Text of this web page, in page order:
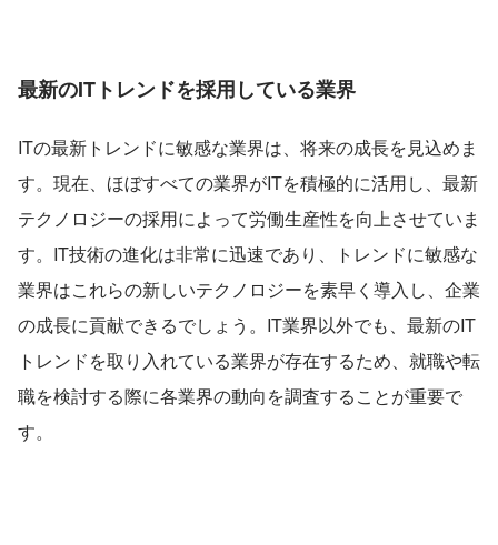
最新のITトレンドを採用している業界
ITの最新トレンドに敏感な業界は、将来の成長を見込めま
す。現在、ほぼすべての業界がITを積極的に活用し、最新
テクノロジーの採用によって労働生産性を向上させていま
す。IT技術の進化は非常に迅速であり、トレンドに敏感な
業界はこれらの新しいテクノロジーを素早く導入し、企業
の成長に貢献できるでしょう。IT業界以外でも、最新のIT
トレンドを取り入れている業界が存在するため、就職や転
職を検討する際に各業界の動向を調査することが重要で
す。